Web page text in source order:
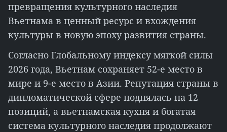
превращения культурного наследия
Вьетнама в ценный ресурс и вхождения
культуры в новую эпоху развития страны.
Согласно Глобальному индексу мягкой силы
2026 года, Вьетнам сохраняет 52-е место в
мире и 9-е место в Азии. Репутация страны в
дипломатической сфере поднялась на 12
позиций, а вьетнамская кухня и богатая
система культурного наследия продолжают